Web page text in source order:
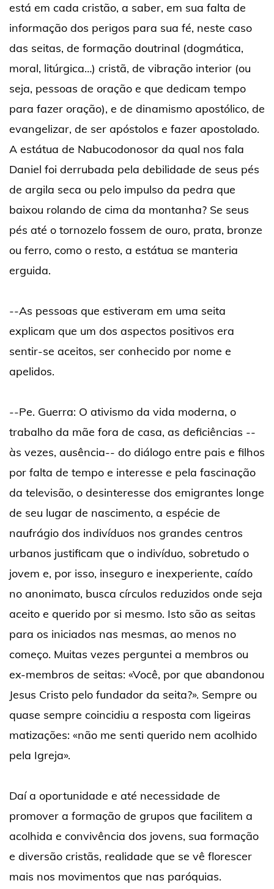
está em cada cristão, a saber, em sua falta de
informação dos perigos para sua fé, neste caso
das seitas, de formação doutrinal (dogmática,
moral, litúrgica…) cristã, de vibração interior (ou
seja, pessoas de oração e que dedicam tempo
para fazer oração), e de dinamismo apostólico, de
evangelizar, de ser apóstolos e fazer apostolado.
A estátua de Nabucodonosor da qual nos fala
Daniel foi derrubada pela debilidade de seus pés
de argila seca ou pelo impulso da pedra que
baixou rolando de cima da montanha? Se seus
pés até o tornozelo fossem de ouro, prata, bronze
ou ferro, como o resto, a estátua se manteria
erguida.
--As pessoas que estiveram em uma seita
explicam que um dos aspectos positivos era
sentir-se aceitos, ser conhecido por nome e
apelidos.
--Pe. Guerra: O ativismo da vida moderna, o
trabalho da mãe fora de casa, as deficiências --
às vezes, ausência-- do diálogo entre pais e filhos
por falta de tempo e interesse e pela fascinação
da televisão, o desinteresse dos emigrantes longe
de seu lugar de nascimento, a espécie de
naufrágio dos indivíduos nos grandes centros
urbanos justificam que o indivíduo, sobretudo o
jovem e, por isso, inseguro e inexperiente, caído
no anonimato, busca círculos reduzidos onde seja
aceito e querido por si mesmo. Isto são as seitas
para os iniciados nas mesmas, ao menos no
começo. Muitas vezes perguntei a membros ou
ex-membros de seitas: «Você, por que abandonou
Jesus Cristo pelo fundador da seita?». Sempre ou
quase sempre coincidiu a resposta com ligeiras
matizações: «não me senti querido nem acolhido
pela Igreja».
Daí a oportunidade e até necessidade de
promover a formação de grupos que facilitem a
acolhida e convivência dos jovens, sua formação
e diversão cristãs, realidade que se vê florescer
mais nos movimentos que nas paróquias.